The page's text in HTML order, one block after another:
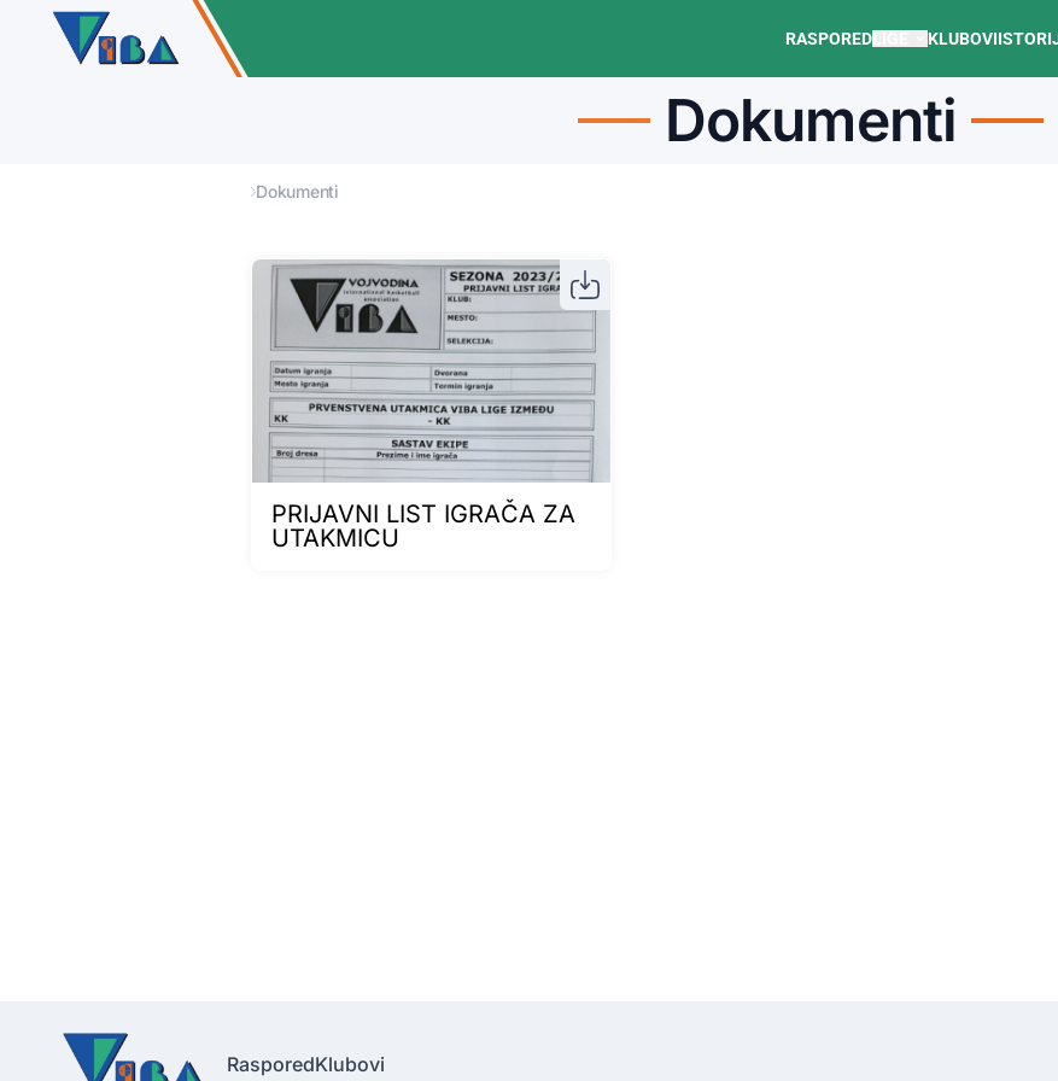
RASPORED KLUBOVI
Dokumenti
Dokumenti
PRIJAVNI LIST IGRAČA ZA
UTAKMICU
RasporedKlubovi